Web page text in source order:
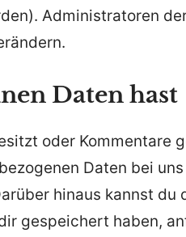
Administratoren
Daten hast
oder Kommentare
Daten bei
hinaus kannst du
gespeichert haben,